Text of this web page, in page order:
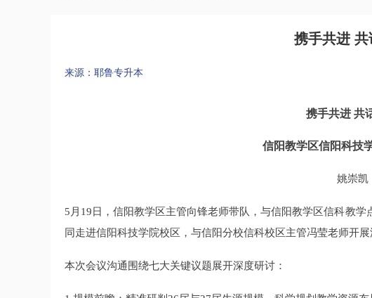
携手共进 共
来源：耶鲁专升本
携手共进 共
信阳教学区信阳科技
姚崇凯
5月19日，信阳教学区主管向锋老师带队，与信阳教学区信科教
同走进信阳科技学院校区，与信阳分校信科校区主管冯莹老师开展
本次会议沟通围绕七大关键议题展开深度研讨：